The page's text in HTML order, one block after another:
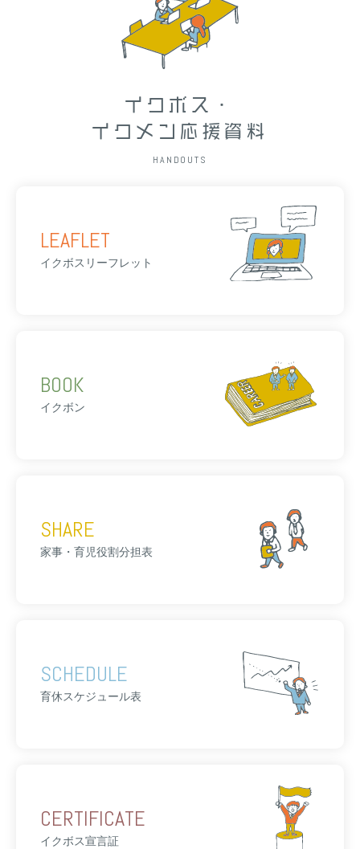
イクボス・
イクメン応援資料
HANDOUTS
LEAFLET
イクボスリーフレット
BOOK
イクボン
SHARE
家事・育児役割分担表
SCHEDULE
育休スケジュール表
CERTIFICATE
イクボス宣言証